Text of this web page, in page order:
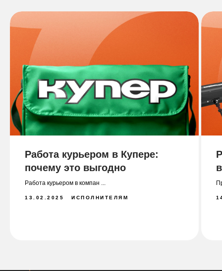
Работа курьером в Купере:
почему это выгодно
Работа курьером в компан ...
13.02.2025 ИСПОЛНИТЕЛЯМ